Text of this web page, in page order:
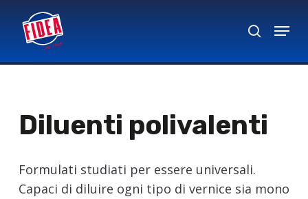
main
content
search
Menu
Diluenti polivalenti
Formulati studiati per essere universali.
Capaci di diluire ogni tipo di vernice sia mono
Menu